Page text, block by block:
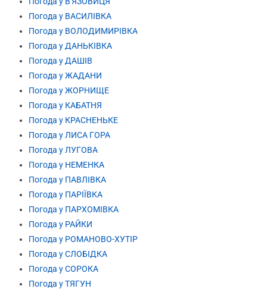
Погода у ВАСИЛІВКА
Погода у ВОЛОДИМИРІВКА
Погода у ДАНЬКІВКА
Погода у ДАШІВ
Погода у ЖАДАНИ
Погода у ЖОРНИЩЕ
Погода у КАБАТНЯ
Погода у КРАСНЕНЬКЕ
Погода у ЛИСА ГОРА
Погода у ЛУГОВА
Погода у НЕМЕНКА
Погода у ПАВЛІВКА
Погода у ПАРІЇВКА
Погода у ПАРХОМІВКА
Погода у РАЙКИ
Погода у РОМАНОВО-ХУТІР
Погода у СЛОБІДКА
Погода у СОРОКА
Погода у ТЯГУН